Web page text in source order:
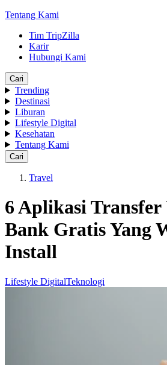
Tentang Kami
Tim TripZilla
Karir
Hubungi Kami
Cari
Trending
Destinasi
Liburan
Lifestyle Digital
Kesehatan
Tentang Kami
Cari
Travel
6 Aplikasi
Bank Gratis Yang
Install
Lifestyle DigitalTeknologi